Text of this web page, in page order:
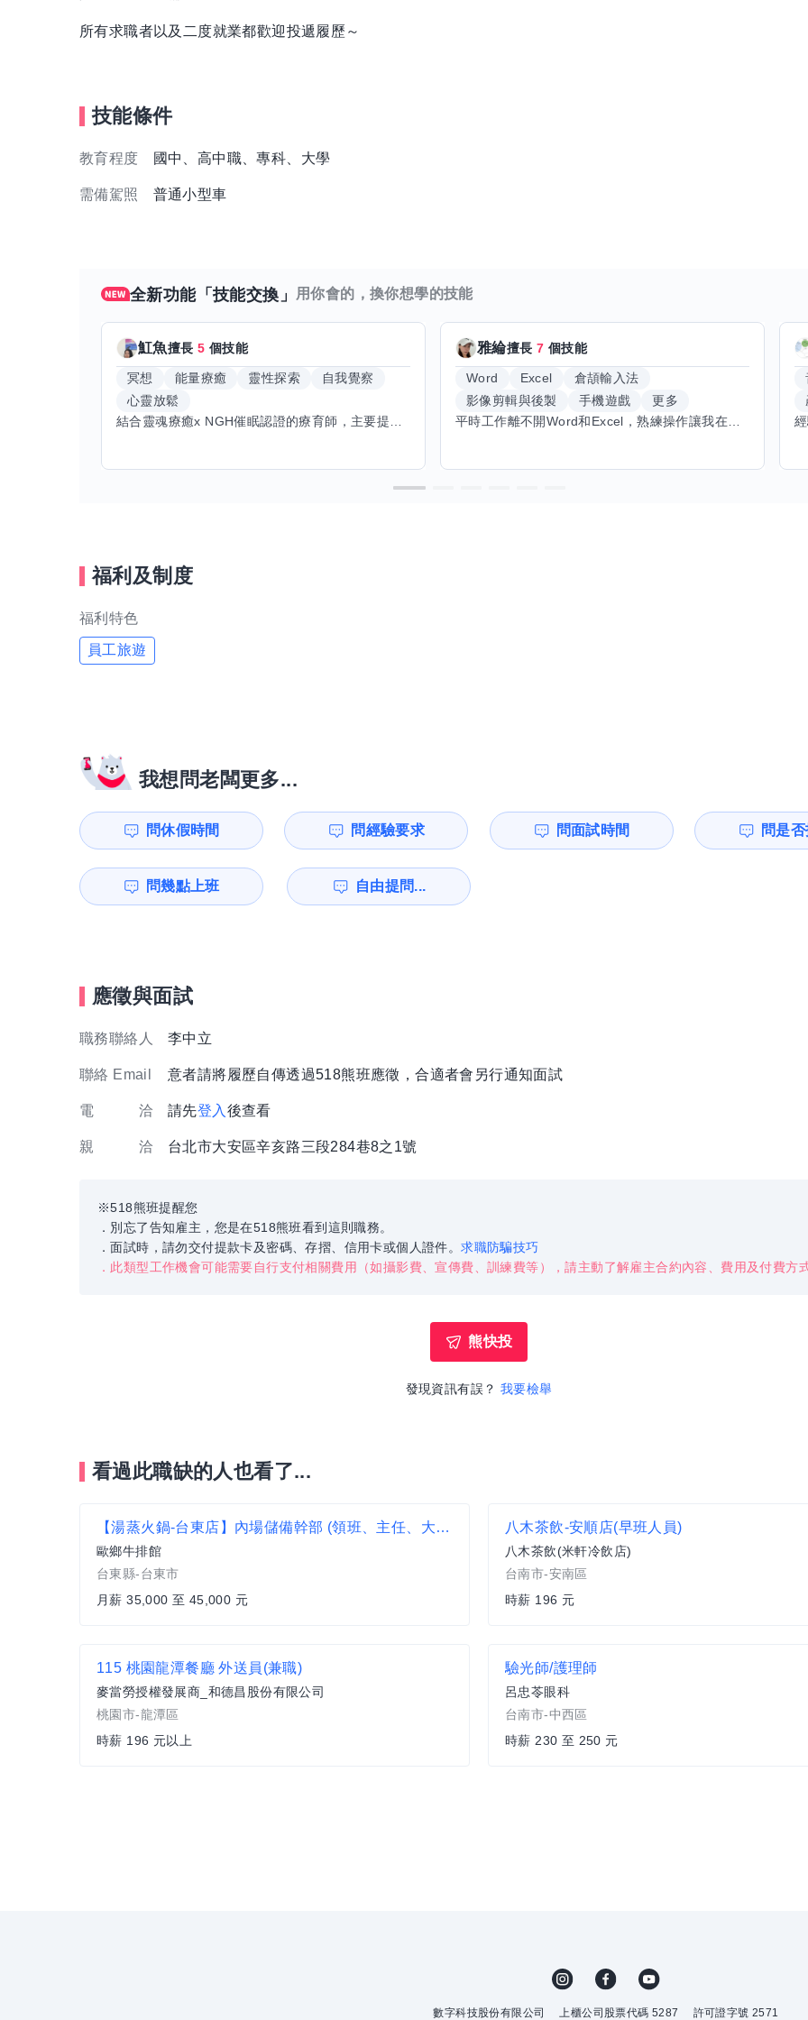
所有求職者以及二度就業都歡迎投遞履歷～
技能條件
教育程度 國中、高中職、專科、大學
需備駕照 普通小型車
全新功能「技能交換」 用你會的，換你想學的技能
魟魚擅長5 個技能
冥想 能量療癒 靈性探索
自我覺察
心靈放鬆
結合靈魂療癒x NGH催眠認證的療育師，主要提供潛意識探索和靈魂導向的催眠療育。你會全程100%清醒跟我對話。
雅綸擅長7 個技能
Word Excel
倉頡輸入法
影像剪輯與後製
手機遊戲
更多
平時工作離不開Word和Excel，熟練操作讓我在文件整理和數據處理上都得心應手，還能用倉頡輸入法快速打字。近期想挑戰英文學習，希望能透過交換技能一起進步！如果你英文流利，需要中文或電腦技巧輔助，歡迎找我搭檔，咱們一起歡樂學習，互相激勵，成為彼此的學習小夥伴！
福利及制度
福利特色
員工旅遊
我想問老闆更多...
問休假時間 問經驗要求 問面試時間 問是
問幾點上班 自由提問...
應徵與面試
職務聯絡人 李中立
聯絡 Email 意者請將履歷自傳透過518熊班應徵，合適者會另行通知面試
電 洽 請先登入 後查看
親 洽 台北市大安區辛亥路三段284巷8之1號
※518熊班提醒您
．別忘了告知雇主，您是在518熊班看到這則職務。
．面試時，請勿交付提款卡及密碼、存摺、信用卡或個人證件。求職防騙技巧
．此類型工作機會可能需要自行支付相關費用（如攝影費、宣傳費、訓練費等），請主動了解雇主合約內容、費用及付費方
熊快投
發現資訊有誤？ 我要檢舉
看過此職缺的人也看了...
【湯蒸火鍋-台東店】內場儲備幹部 (領班、主任、大廚)
歐鄉牛排館
台東縣-台東市
月薪 35,000 至 45,000 元
八木茶飲-安順店(早班人員)
八木茶飲(米軒冷飲店)
台南市-安南區
時薪 196 元
115 桃園龍潭餐廳 外送員(兼職)
麥當勞授權發展商_和德昌股份有限公司
桃園市-龍潭區
時薪 196 元以上
驗光師/護理師
呂忠苓眼科
台南市-中西區
時薪 230 至 250 元
數字科技股份有限公司 上櫃公司股票代碼 5287 許可證字號 2571